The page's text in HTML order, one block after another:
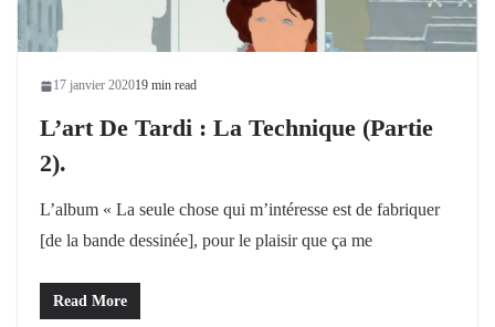
17 janvier 202019 min read
L’art De Tardi : La Technique (partie
2).
L’album « La seule chose qui m’intéresse est de fabriquer
[de la bande dessinée], pour le plaisir que ça me
Read More